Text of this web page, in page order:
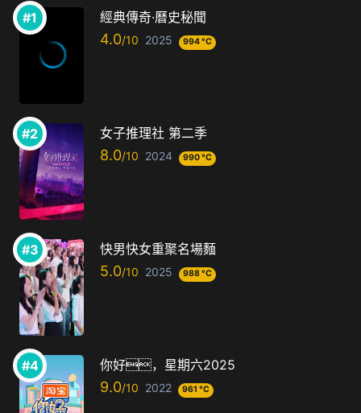
經典傳奇·曆史秘聞
4.0 2025 994 °C
女子推理社 第二季
8.0 2024 990 °C
快男快女重聚名場麵
5.0 2025 988 °C
你好，星期六2025
9.0 2022 961 °C